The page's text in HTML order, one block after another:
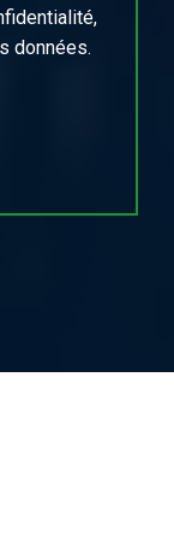
données.